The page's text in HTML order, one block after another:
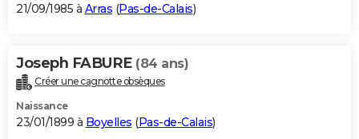
21/09/1985 à Arras (Pas-de-Calais)
Joseph FABURE (84 ans)
Créer une cagnotte obsèques
Naissance
23/01/1899 à Boyelles (Pas-de-Calais)